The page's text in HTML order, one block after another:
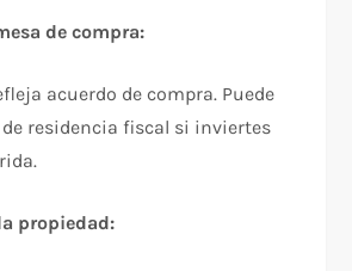
de compra:
acuerdo de compra. Puede
residencia fiscal si inviertes
propiedad: